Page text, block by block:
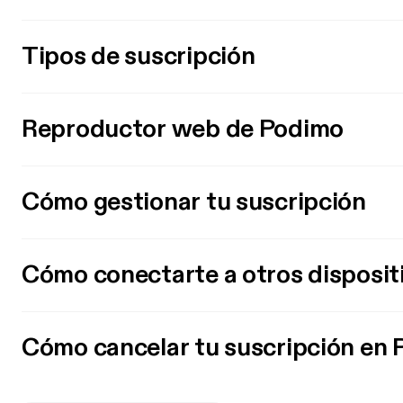
Tipos de suscripción
Reproductor web de Podimo
Cómo gestionar tu suscripción
Cómo conectarte a otros
Cómo cancelar tu suscripción en